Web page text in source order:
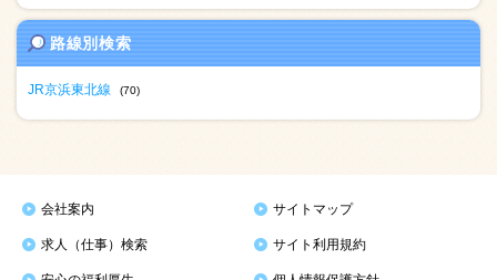
路線別検索
JR京浜東北線 (70)
会社案内 サイトマップ
求人（仕事）検索 サイト利用規約